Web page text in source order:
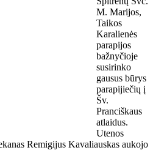
M. Marijos,
Taikos
Karalienės
parapijos
bažnyčioje
susirinko
gausus būrys
parapijiečių į
Šv.
Pranciškaus
atlaidus.
Utenos
Remigijus Kavaliauskas aukojo